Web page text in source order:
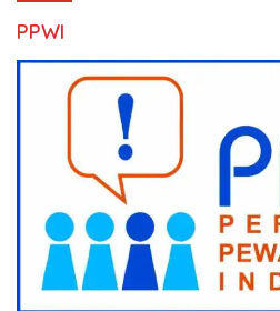
PPWI